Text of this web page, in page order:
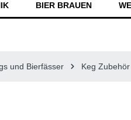
BIER BRAUEN
und Bierfässer Keg Zubehör